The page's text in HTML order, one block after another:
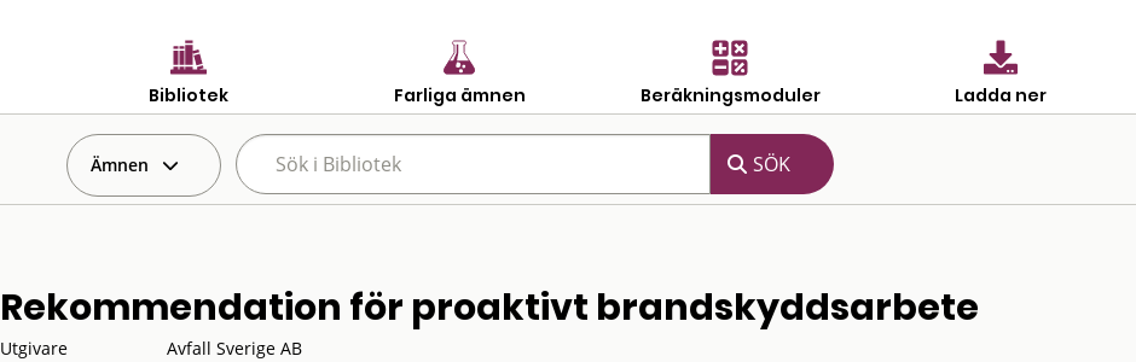
Bibliotek Farliga ämnen Beräkningsmoduler Ladda ner
Ämnen
Rekommendation för proaktivt brandskyddsarbete
Utgivare
Avfall Sverige AB